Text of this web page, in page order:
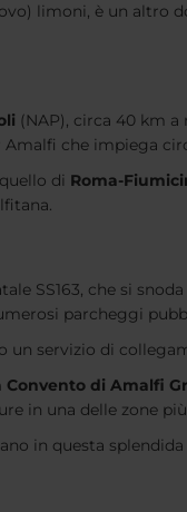
limoni, è un altro
(NAP), circa 40 km
che impiega
di Roma-
SS163, che si
parcheggi
un servizio di
Convento di Amalfi
in una delle zone
in questa